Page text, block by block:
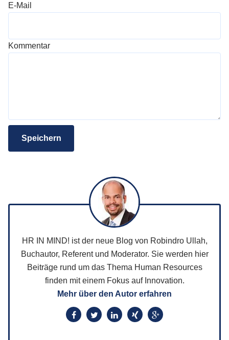
E-Mail
Kommentar
Speichern
HR IN MIND! ist der neue Blog von Robindro Ullah,
Buchautor, Referent und Moderator. Sie werden hier
Beiträge rund um das Thema Human Resources
finden mit einem Fokus auf Innovation.
Mehr über den Autor erfahren